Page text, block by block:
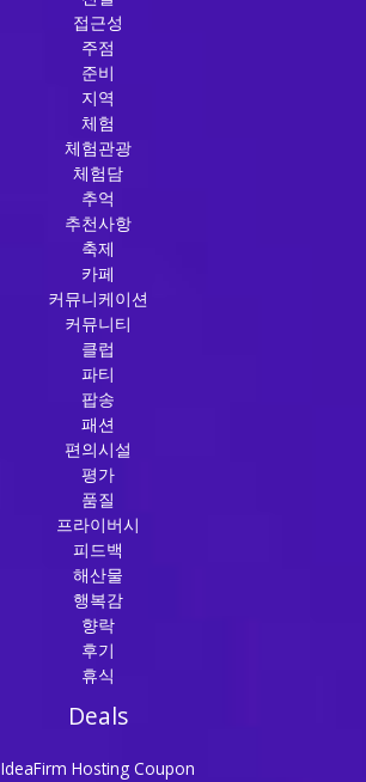
접근성
주점
준비
지역
체험
체험관광
체험담
추억
추천사항
축제
카페
커뮤니케이션
커뮤니티
클럽
파티
팝송
패션
편의시설
평가
품질
프라이버시
피드백
해산물
행복감
향락
후기
휴식
Deals
IdeaFirm Hosting Coupon